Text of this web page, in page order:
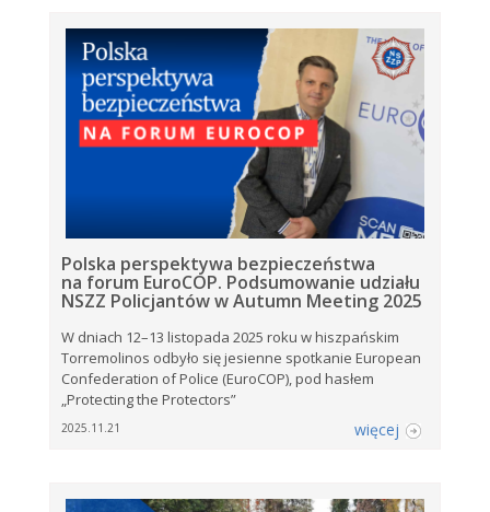
Polska perspektywa bezpieczeństwa
na forum EuroCOP. Podsumowanie udziału
NSZZ Policjantów w Autumn Meeting 2025
W dniach 12–13 listopada 2025 roku w hiszpańskim
Torremolinos odbyło się jesienne spotkanie European
Confederation of Police (EuroCOP), pod hasłem
„Protecting the Protectors”
2025.11.21 więcej